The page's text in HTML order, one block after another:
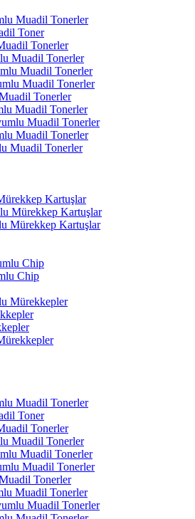
Muadil Tonerler
Toner
Tonerler
Muadil Tonerler
Muadil Tonerler
Muadil Tonerler
Tonerler
Muadil Tonerler
Muadil Tonerler
Muadil Tonerler
Muadil Tonerler
Kartuşlar
Mürekkep Kartuşlar
Mürekkep Kartuşlar
Chip
Chip
Mürekkepler
Muadil Tonerler
Toner
Tonerler
Muadil Tonerler
Muadil Tonerler
Muadil Tonerler
Tonerler
Muadil Tonerler
Muadil Tonerler